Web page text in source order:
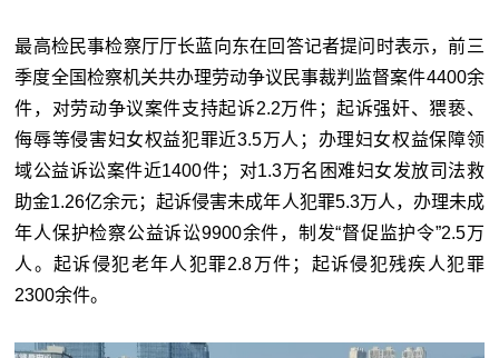
最高检民事检察厅厅长蓝向东在回答记者提问时表示，前三
季度全国检察机关共办理劳动争议民事裁判监督案件4400余
件，对劳动争议案件支持起诉2.2万件；起诉强奸、猥亵、
侮辱等侵害妇女权益犯罪近3.5万人；办理妇女权益保障领
域公益诉讼案件近1400件；对1.3万名困难妇女发放司法救
助金1.26亿余元；起诉侵害未成年人犯罪5.3万人，办理未成
年人保护检察公益诉讼9900余件，制发“督促监护令”2.5万
人。起诉侵犯老年人犯罪2.8万件；起诉侵犯残疾人犯罪
2300余件。